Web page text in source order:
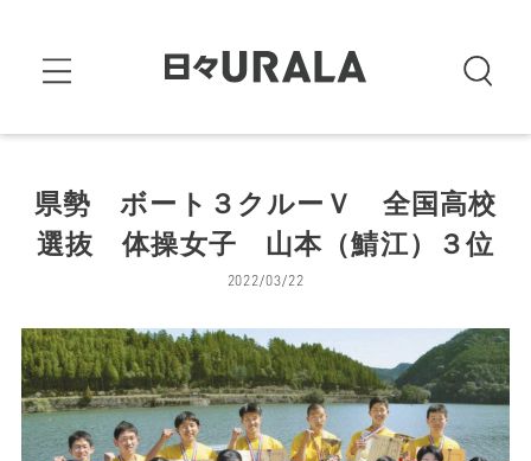
県勢 ボート３クルーＶ 全国高校
選抜 体操女子 山本（鯖江）３位
2022/03/22